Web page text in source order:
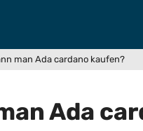
man Ada cardano kaufen?
Ada